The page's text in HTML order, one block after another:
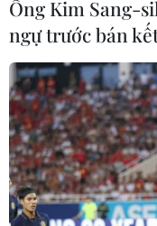
Đại biểu đánh
Nam tại Hội
11/05/2023 06:43
Theo Bộ trưởng Bộ
phát biểu của Thủ
tới khởi tạo ý tưởng,
Ông Kim Sang-
ngự trước bán